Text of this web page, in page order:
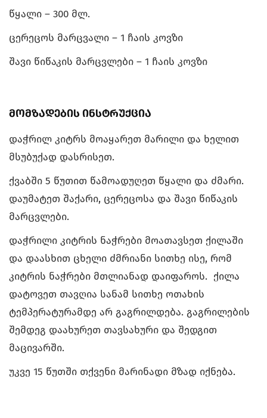
წყალი – 300 მლ.
ცერეცოს მარცვალი – 1 ჩაის კოვზი
შავი წიწაკის მარცვლები – 1 ჩაის კოვზი
მომზადების ინსტრუქცია
დაჭრილ კიტრს მოაყარეთ მარილი და ხელით
მსუბუქად დასრისეთ.
ქვაბში 5 წუთით წამოადუღეთ წყალი და ძმარი.
დაუმატეთ შაქარი, ცერეცოსა და შავი წიწაკის
მარცვლები.
დაჭრილი კიტრის ნაჭრები მოათავსეთ ქილაში
და დაასხით ცხელი ძმრიანი სითხე ისე, რომ
კიტრის ნაჭრები მთლიანად დაიფაროს. ქილა
დატოვეთ თავღია სანამ სითხე ოთახის
ტემპერატურამდე არ გაგრილდება. გაგრილების
შემდეგ დაახურეთ თავსახური და შედგით
მაცივარში.
უკვე 15 წუთში თქვენი მარინადი მზად იქნება.